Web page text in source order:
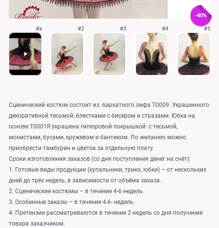
-40%
#a #2 #3 #4 #5
Сценический костюм состоит из: бархатного лифа T0009. Украшенного
декоративной тесьмой, блестками с бисером и стразами. Юбка на
основе T0001R украшена гипюровой покрышкой: с тесьмой,
монистами, бусами, кружевом и бантиком. По желанию можно
приобрести тамбурин и цветок за отдельную плату.
Сроки изготовления заказов (со дня поступления денег на счёт):
1. Готовые виды продукции (купальники, трико, юбки) – от нескольких
дней до трёх недель, в зависимости от объёма заказа.
2. Сценические костюмы – в течение 4-6 недель.
3. Особенные заказы – в течение 4-6- недель.
4. Претензии рассматриваются в течение 2 недель со дня получения
товара заказчиком.